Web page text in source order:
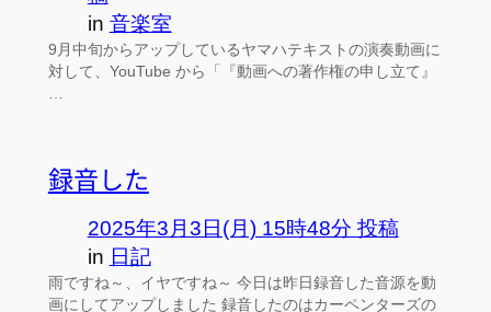
in 音楽室
9月中旬からアップしているヤマハテキストの演奏動画に
対して、YouTube から「『動画への著作権の申し立て』
録音した
2025年3月3日(月) 15時48分 投稿
in 日記
雨ですね～、イヤですね～ 今日は昨日録音した音源を動
画にしてアップしました 録音したのはカーペンターズの